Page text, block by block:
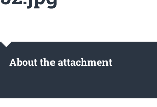
About the attachment